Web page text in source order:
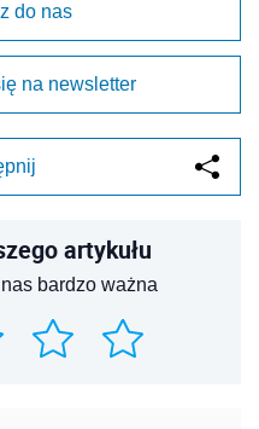
do nas
na newsletter
artykułu
bardzo ważna